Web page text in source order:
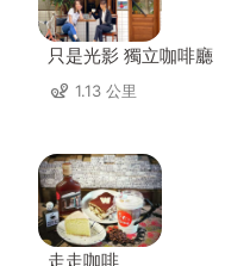
只是光影 獨立咖啡廳
1.13 公里
走走咖啡